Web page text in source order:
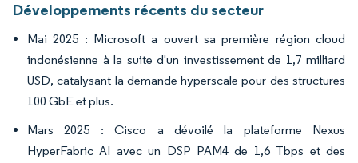
Développements récents du secteur
Mai 2025 : Microsoft a ouvert sa première région cloud
indonésienne à la suite d'un investissement de 1,7 milliard
USD, catalysant la demande hyperscale pour des structures
100 GbE et plus.
Mars 2025 : Cisco a dévoilé la plateforme Nexus
HyperFabric AI avec un DSP PAM4 de 1,6 Tbps et des